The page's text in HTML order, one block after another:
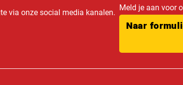
via onze social media kanalen.
Meld je aan voor
Naar